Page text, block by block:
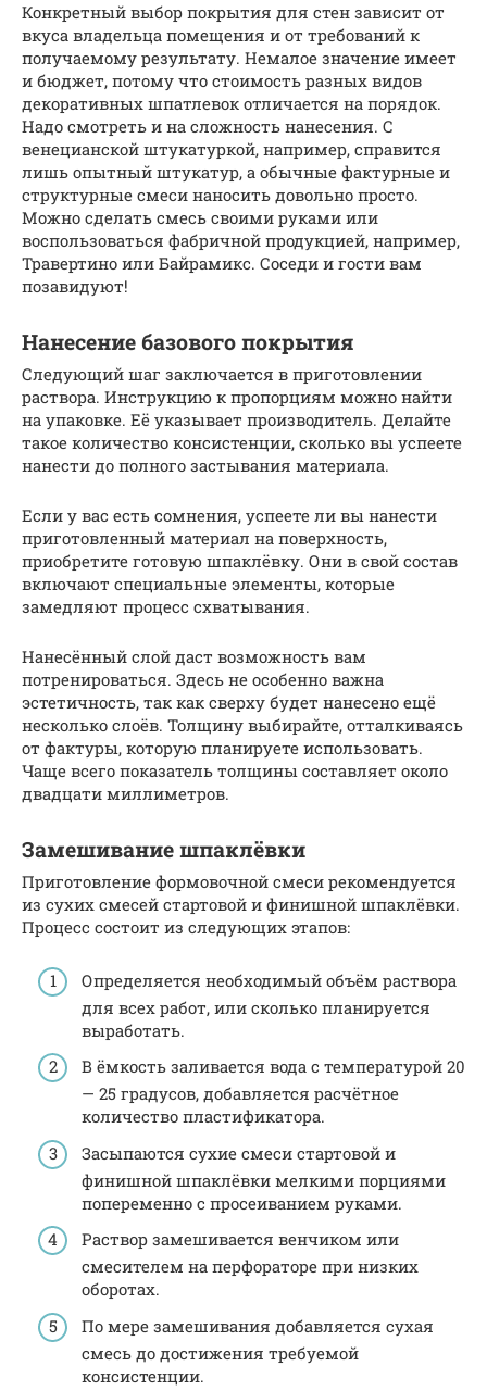
Конкретный выбор покрытия для стен зависит от
вкуса владельца помещения и от требований к
получаемому результату. Немалое значение имеет
и бюджет, потому что стоимость разных видов
декоративных шпатлевок отличается на порядок.
Надо смотреть и на сложность нанесения. С
венецианской штукатуркой, например, справится
лишь опытный штукатур, а обычные фактурные и
структурные смеси наносить довольно просто.
Можно сделать смесь своими руками или
воспользоваться фабричной продукцией, например,
Травертино или Байрамикс. Соседи и гости вам
позавидуют!
Нанесение базового покрытия
Следующий шаг заключается в приготовлении
раствора. Инструкцию к пропорциям можно найти
на упаковке. Её указывает производитель. Делайте
такое количество консистенции, сколько вы успеете
нанести до полного застывания материала.
Если у вас есть сомнения, успеете ли вы нанести
приготовленный материал на поверхность,
приобретите готовую шпаклёвку. Они в свой состав
включают специальные элементы, которые
замедляют процесс схватывания.
Нанесённый слой даст возможность вам
потренироваться. Здесь не особенно важна
эстетичность, так как сверху будет нанесено ещё
несколько слоёв. Толщину выбирайте, отталкиваясь
от фактуры, которую планируете использовать.
Чаще всего показатель толщины составляет около
двадцати миллиметров.
Замешивание шпаклёвки
Приготовление формовочной смеси рекомендуется
из сухих смесей стартовой и финишной шпаклёвки.
Процесс состоит из следующих этапов:
Определяется необходимый объём раствора
для всех работ, или сколько планируется
выработать.
В ёмкость заливается вода с температурой 20
— 25 градусов, добавляется расчётное
количество пластификатора.
Засыпаются сухие смеси стартовой и
финишной шпаклёвки мелкими порциями
попеременно с просеиванием руками.
Раствор замешивается венчиком или
смесителем на перфораторе при низких
оборотах.
По мере замешивания добавляется сухая
смесь до достижения требуемой
консистенции.